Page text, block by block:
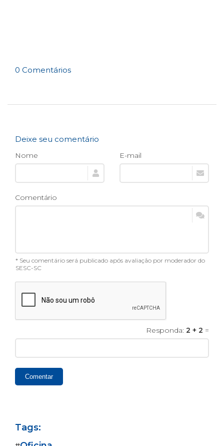
0 Comentários
Deixe seu comentário
Nome E-mail
Comentário
* Seu comentário será publicado após avaliação por moderador do
SESC-SC
Responda: 2 + 2 =
Comentar
Tags: